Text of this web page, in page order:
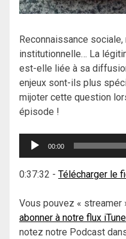
Reconnaissance
institutionnelle… La
est-elle liée à sa
enjeux sont-ils plus
mijoter cette question
épisode !
Lecteur
00:00
0:37:32 - Télécharger le
Vous pouvez « streamer
abonner à notre flux
notez notre Podcast